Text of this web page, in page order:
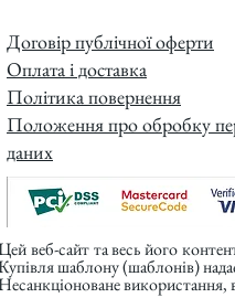
Договір публічної оферти
Оплата і доставка
Політика повернення
Положення про обробку
даних
веб-сайт та весь його
шаблону (шаблонів)
використання,